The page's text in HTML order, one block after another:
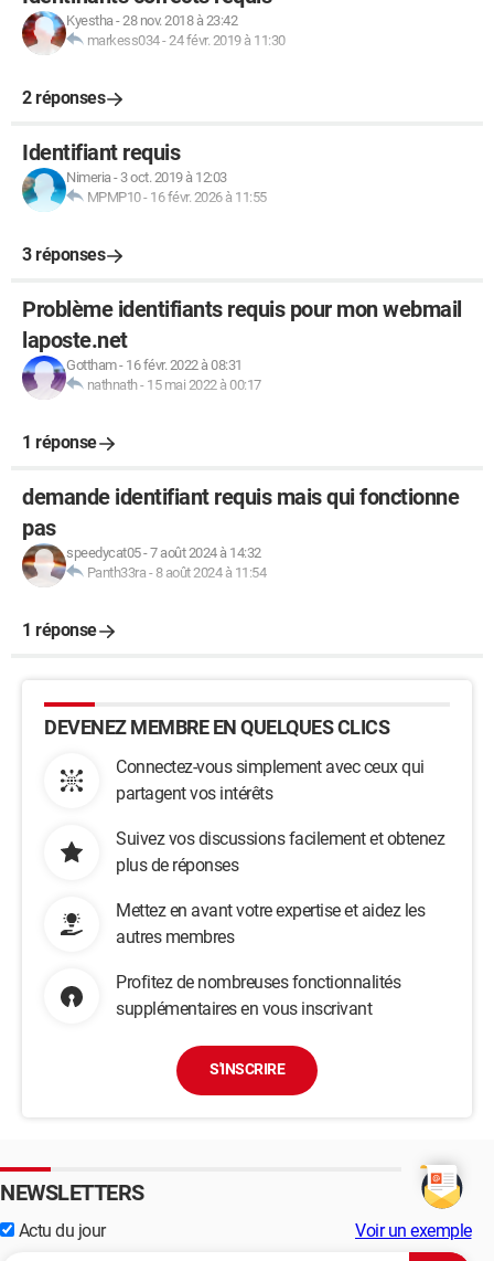
Kyestha-28 nov. 2018 à 23:42
markess034-24 févr. 2019 à 11:30
2 réponses
Identifiant requis
Nimeria- 3 oct. 2019 à 12:03
MPMP10- 16 févr. 2026 à 11:55
3 réponses
Problème identifiants requis pour mon webmail
laposte.net
Gottham- 16 févr. 2022 à 08:31
nathnath- 15 mai 2022 à 00:17
1 réponse
demande identifiant requis mais qui fonctionne
pas
speedycat05-7 août 2024 à 14:32
Panth33ra - 8 août 2024 à 11:54
1 réponse
DEVENEZ MEMBRE EN QUELQUES CLICS
Connectez-vous simplement avec ceux qui
partagent vos intérêts
Suivez vos discussions facilement et obtenez
plus de réponses
Mettez en avant votre expertise et aidez les
autres membres
Profitez de nombreuses fonctionnalités
supplémentaires en vous inscrivant
S'INSCRIRE
NEWSLETTERS
Actu du jour Voir un exemple